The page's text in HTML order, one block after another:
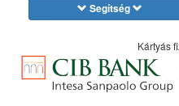
Segítség
Kártyás